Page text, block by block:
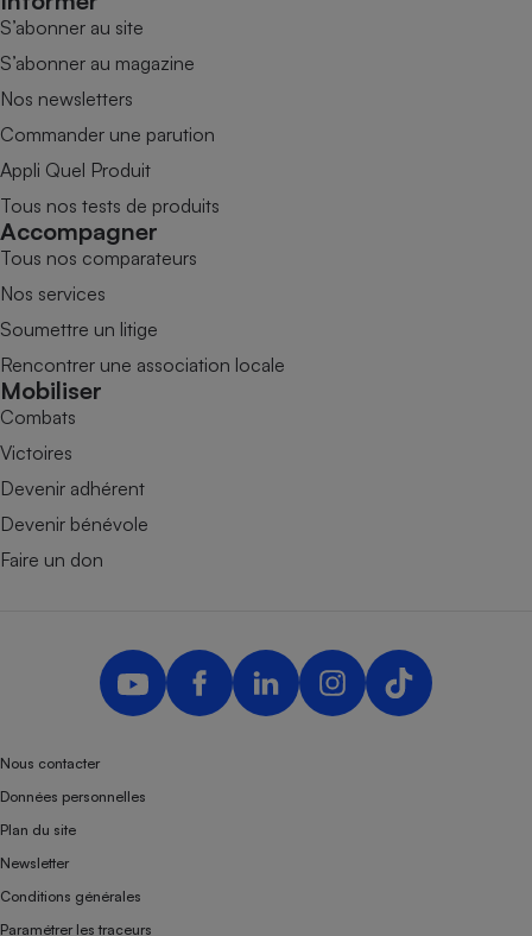
S’abonner au site
S’abonner au magazine
Nos newsletters
Commander une parution
Appli Quel Produit
Tous nos tests de produits
Accompagner
Tous nos comparateurs
Nos services
Soumettre un litige
Rencontrer une association locale
Mobiliser
Combats
Victoires
Devenir adhérent
Devenir bénévole
Faire un don
Nous contacter
Données personnelles
Plan du site
Newsletter
Conditions générales
Paramétrer les traceurs